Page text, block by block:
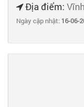
Địa điểm:
Ngày cập nhật: 16-06-